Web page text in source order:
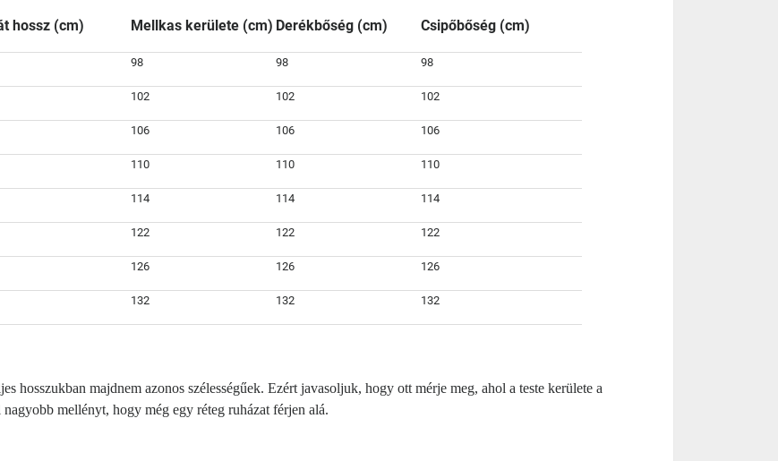
hossz (cm) Mellkas kerülete (cm) Derékbőség (cm) Csipőbőség (cm)
98 98 98
102 102 102
106 106 106
110 110 110
114 114 114
122 122 122
126 126 126
132 132 132
hosszukban majdnem azonos szélességűek. Ezért javasoljuk, hogy ott mérje meg, ahol a teste kerülete a
mellényt, hogy még egy réteg ruházat férjen alá.